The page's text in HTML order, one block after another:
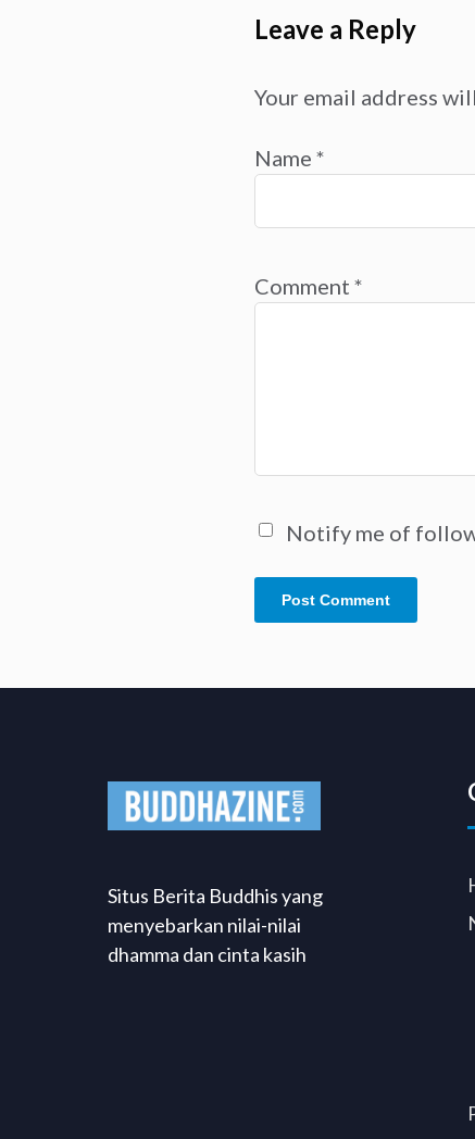
Leave a Reply
Your email address
Name *
Comment *
Notify me of
Situs Berita Buddhis yang
menyebarkan nilai-nilai
dhamma dan cinta kasih